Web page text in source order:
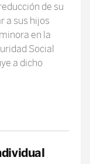
de su
a sus hijos
en la
Social
a dicho